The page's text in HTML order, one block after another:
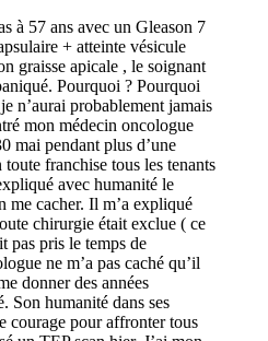
à 57 ans avec un Gleason 7
+ atteinte vésicule
graisse apicale , le soignant
Pourquoi ? Pourquoi
n’aurai probablement jamais
mon médecin oncologue
mai pendant plus d’une
franchise tous les tenants
avec humanité le
me cacher. Il m’a expliqué
chirurgie était exclue ( ce
pas pris le temps de
ne m’a pas caché qu’il
donner des années
Son humanité dans ses
courage pour affronter tous